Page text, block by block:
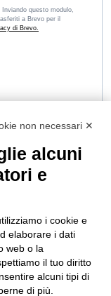
questo modulo,
a Brevo per il
di Brevo.
Area
Legale
Condizioni
Privacy Policy
Codice Etico
Cookie policy
non necessari ✕
alcuni
e
i cookie e
elaborare i dati
web o la
il tuo diritto
alcuni tipi di
di più.